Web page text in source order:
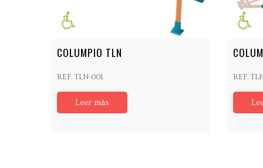
COLUMPIO TLN
REF. TLN-001
Leer más
REF.